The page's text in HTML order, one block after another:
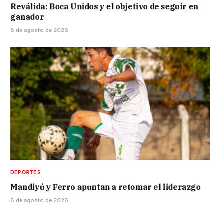
Reválida: Boca Unidos y el objetivo de seguir en
ganador
8 de agosto de 2026
DEPORTES
Mandiyú y Ferro apuntan a retomar el liderazgo
8 de agosto de 2026